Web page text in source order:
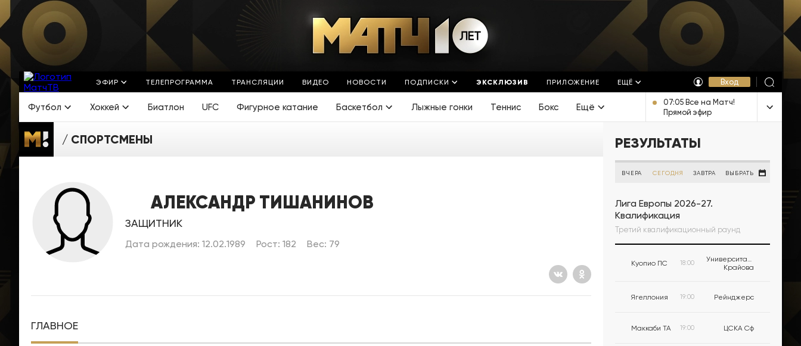
ЭФИР ТЕЛЕПРОГРАММА ТРАНСЛЯЦИИ ВИДЕО НОВОСТИ ПОДПИСКИ ЭКСКЛЮЗИВ ПРИЛОЖЕНИЕ ЕЩЁ Вход
Футбол Хоккей Биатлон UFC Фигурное катание Баскетбол Лыжные гонки Теннис Бокс Ещё
07:05 Все на Матч!
Прямой эфир
СПОРТСМЕНЫ
АЛЕКСАНДР ТИШАНИНОВ
ЗАЩИТНИК
Дата рождения: 12.02.1989 Рост: 182 Вес: 79
ГЛАВНОЕ
РЕЗУЛЬТАТЫ
ВЧЕРА СЕГОДНЯ ЗАВТРА ВЫБРАТЬ
Лига Европы 2026-27.
Квалификация
Третий квалификационный раунд
Куопио ПС 18:00
Университатя
Крайова
Ягеллония 19:00 Рейнджерс
Маккаби ТА 19:00 ЦСКА Сф